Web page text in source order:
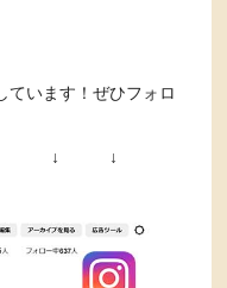
ています！ぜひフォロ
↓ ↓